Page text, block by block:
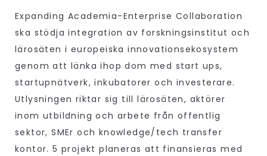
Expanding Academia-Enterprise Collaboration
ska stödja integration av forskningsinstitut och
lärosäten i europeiska innovationsekosystem
genom att länka ihop dom med start ups,
startupnätverk, inkubatorer och investerare.
Utlysningen riktar sig till lärosäten, aktörer
inom utbildning och arbete från offentlig
sektor, SMEr och knowledge/tech transfer
kontor. 5 projekt planeras att finansieras med